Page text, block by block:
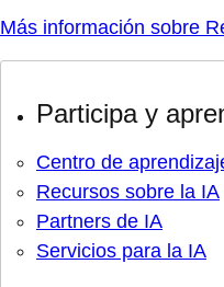
Más información sobre
Participa y
Centro de
Recursos sobre la IA
Partners de IA
Servicios para la IA